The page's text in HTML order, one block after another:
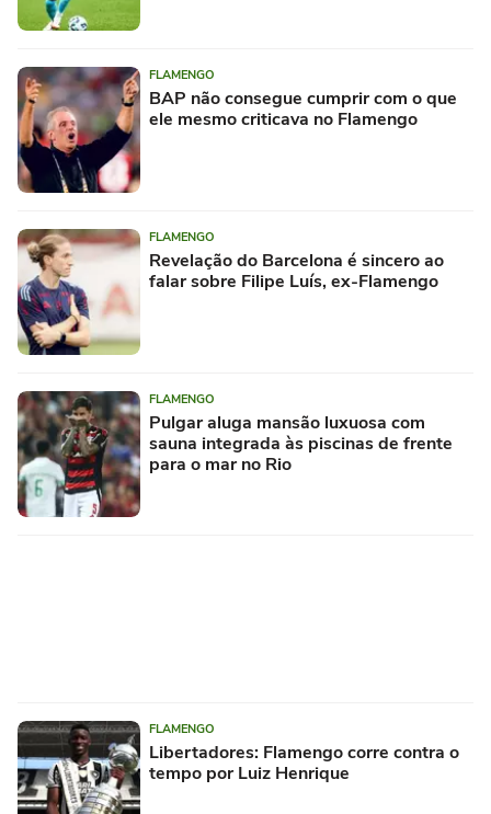
FLAMENGO
BAP não consegue cumprir com o que
ele mesmo criticava no Flamengo
FLAMENGO
Revelação do Barcelona é sincero ao
falar sobre Filipe Luís, ex-Flamengo
FLAMENGO
Pulgar aluga mansão luxuosa com
sauna integrada às piscinas de frente
para o mar no Rio
FLAMENGO
Libertadores: Flamengo corre contra o
tempo por Luiz Henrique